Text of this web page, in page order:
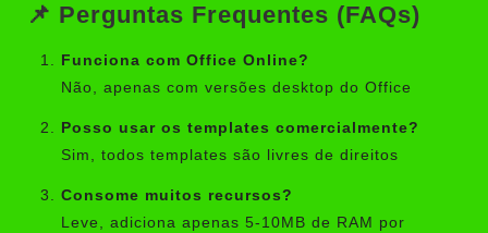
📌 Perguntas Frequentes (FAQs)
Funciona com Office Online?
Não, apenas com versões desktop do Office
Posso usar os templates comercialmente?
Sim, todos templates são livres de direitos
Consome muitos recursos?
Leve, adiciona apenas 5-10MB de RAM por